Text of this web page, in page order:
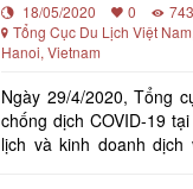
18/05/2020 0
743
Tổng Cục Du Lịch Việt
Hanoi, Vietnam
Ngày 29/4/2020, Tổng
chống dịch COVID-19
lịch và kinh doanh dịch vụ du lịch. Theo đó, các